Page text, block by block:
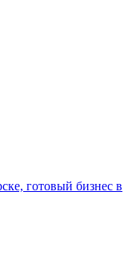
готовый бизнес в